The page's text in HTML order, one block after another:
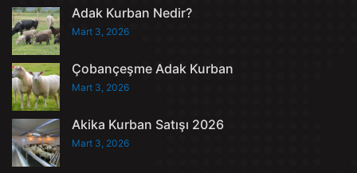
Adak Kurban Nedir?
Mart 3, 2026
Çobançeşme Adak Kurban
Mart 3, 2026
Akika Kurban Satışı 2026
Mart 3, 2026